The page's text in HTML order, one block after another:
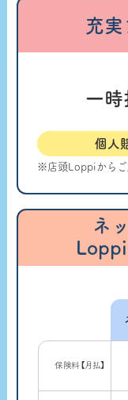
充
一時
個人
※店頭Loppiからご
ネ
保険料【月払】